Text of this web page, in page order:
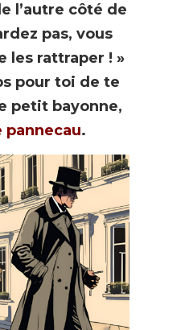
l’autre côté de
pas, vous
les rattraper ! »
pour toi de te
petit bayonne,
pannecau.